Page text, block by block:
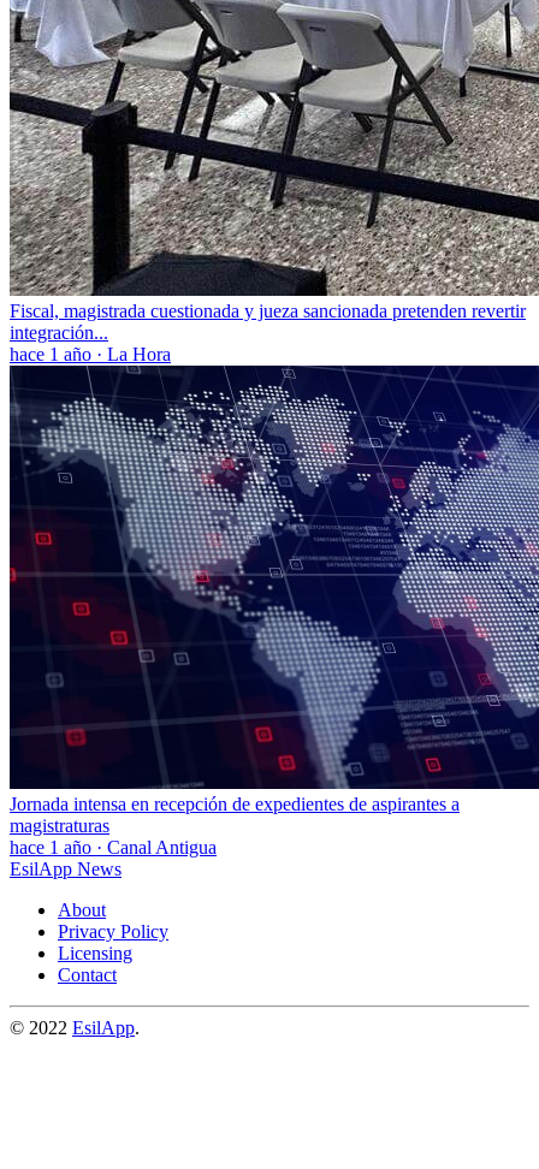
Fiscal, magistrada cuestionada y jueza sancionada pretenden revertir
integración...
hace 1 año · La Hora
Jornada intensa en recepción de expedientes de aspirantes a
magistraturas
hace 1 año · Canal Antigua
EsilApp News
About
Privacy Policy
Licensing
Contact
© 2022 EsilApp.